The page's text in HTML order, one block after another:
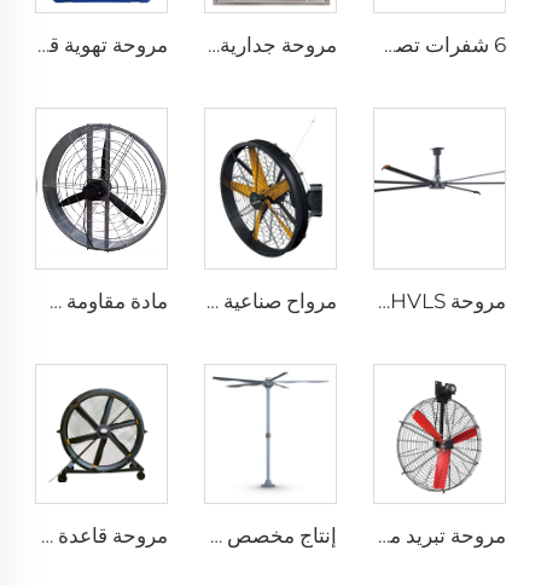
6 شفرات تصميم جديد مروحة سقف تجارية بمحرك AC مروحة جدارية صناعية مقاس 1530 مم للحظائر المغلفة بالزنك والمصنوعة من الفولاذ المقاوم للصدأ مروحة تهوية قطرها 1.2 متر لمزرعة الأبقار مروحة استنزاف خضراء لمزرعة الأبقار مروحة استنزاف الحليب
مروحة HVLS بطول 24 قدمًا (7.3 متر) كبيرة الحجم، مروحة سقف صناعية كهربائية لمزارع الأبقار والمستودعات مرواح صناعية مثبتة على الحائط بسرعة عالية جودة عالية مع محرك 220 فولت لمصانع المستشفيات والمطاعم والمزارع والفنادق مادة مقاومة طويلة الأمد بسعر مصنع عالي الجودة 950 مم مروحة تهوية جدارية دائرية لمزرعة الأبقار
مروحة تبريد مباشرة من المصنع، شفرات من النيلون، مناسبة لاستخدامها في مستودعات الألبان ومزارع الأبقار، مروحة صناعية للتهوية إنتاج مخصص بمروحة عملاقة ذات حجم كبير وسرعة منخفضة قطرها 16 قدم (5 أمتار) ومزودة بمحرك PMSM مروحة قاعدة بقطر 80 بوصة، قابلة للحركة، هادئة، ارتفاع 2000 ملم، مناسبة للاستخدام في المنازل والمرافق الصناعية والمطاعم، تعمل بجهدين 220 فولت/380 فولت، مصنوعة من الألمنيوم